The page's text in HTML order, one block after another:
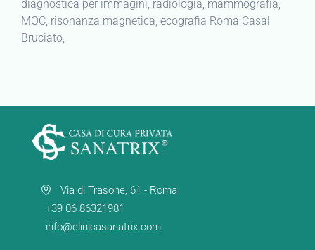
diagnostica per immagini, radiologia, mammografia,
MOC, risonanza magnetica, ecografia Roma Casal
Bruciato,
Via di Trasone, 61 - Roma
+39 06 86321981
info@clinicasanatrix.com